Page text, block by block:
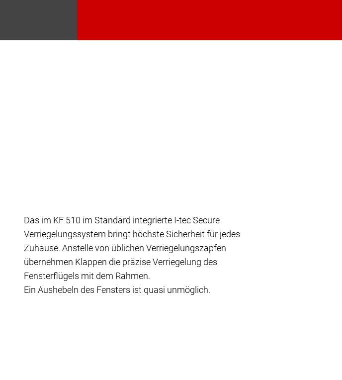
Das im KF 510 im Standard integrierte I-tec Secure
Verriegelungssystem bringt höchste Sicherheit für jedes
Zuhause. Anstelle von üblichen Verriegelungszapfen
übernehmen Klappen die präzise Verriegelung des
Fensterflügels mit dem Rahmen.
Ein Aushebeln des Fensters ist quasi unmöglich.